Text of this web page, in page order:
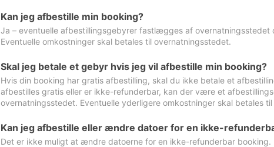
Kan jeg afbestille min booking?
Ja – eventuelle afbestillingsgebyrer fastlægges af overnatningsstedet
Eventuelle omkostninger skal betales til overnatningsstedet.
Skal jeg betale et gebyr hvis jeg vil afbestille min booking?
Hvis din booking har gratis afbestilling, skal du ikke betale et
afbestilles gratis eller er ikke-refunderbar, kan der være et
overnatningsstedet. Eventuelle yderligere omkostninger skal betales
Kan jeg afbestille eller ændre datoer for en ikke-
Det er ikke muligt at ændre datoerne for en ikke-refunderbar